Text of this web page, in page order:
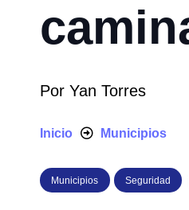
Por Yan Torres
Inicio Municipios
Municipios Seguridad